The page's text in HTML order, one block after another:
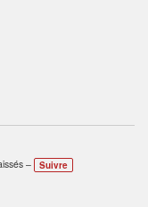
–
Suivre